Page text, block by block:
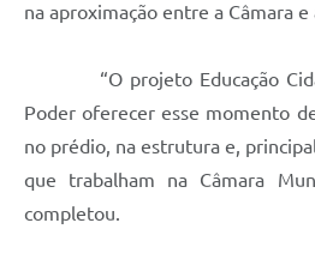
na aproximação entre a Câmara
“O projeto Educação
Poder oferecer esse momento
no prédio, na estrutura e,
que trabalham na Câmara
completou.